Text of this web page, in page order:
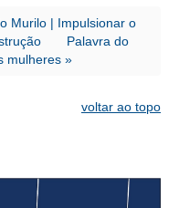
Murilo | Impulsionar o
Palavra do
mulheres »
voltar ao topo